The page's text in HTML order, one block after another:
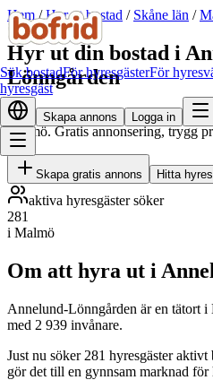
Sök bostadFör hyresgästerFör
hyresgäst
Skapa annons Logga in
Hem/Hyr ut bostad / Skåne län /
Hyr ut din bostad i
Lönngården
Hitta skötsamma hyresgäster till
Malmö. Gratis annonsering, trygg
Skapa gratis annons Hitta
aktiva hyresgäster söker
281
i Malmö
Om att hyra ut i
Annelund-Lönngården är en tätort
med 2 939 invånare.
Just nu söker 281 hyresgäster
gör det till en gynnsam marknad för